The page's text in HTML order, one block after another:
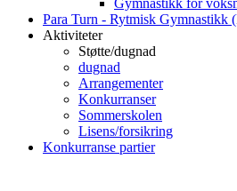
Gymnastikk for
Para Turn - Rytmisk Gymnastikk
Aktiviteter
Støtte/dugnad
dugnad
Arrangementer
Konkurranser
Sommerskolen
Lisens/forsikring
Konkurranse partier